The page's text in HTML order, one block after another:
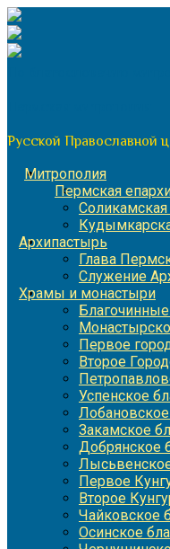
Перейти
к
содержимому
Русской Православной
Митрополия
Пермская
Соликамская
Архипастырь
Глава
Служение
Храмы и монастыри
Первое
Второе
Успенское
Закамское
Добрянское
Первое
Второе
Чайковское
Осинское